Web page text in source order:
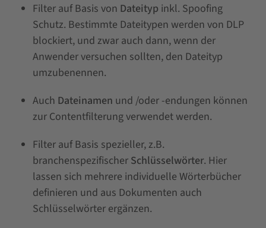
Filter auf Basis von Dateityp inkl. Spoofing
Schutz. Bestimmte Dateitypen werden von DLP
blockiert, und zwar auch dann, wenn der
Anwender versuchen sollten, den Dateityp
umzubenennen.
Auch Dateinamen und /oder -endungen können
zur Contentfilterung verwendet werden.
Filter auf Basis spezieller, z.B.
branchenspezifischer Schlüsselwörter. Hier
lassen sich mehrere individuelle Wörterbücher
definieren und aus Dokumenten auch
Schlüsselwörter ergänzen.